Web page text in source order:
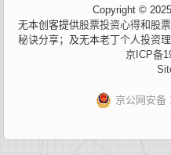
Copyright ©
无本创客提供股票投资心得和 股
秘诀分享；及无本老丁个人投资
京ICP备
京公网安备